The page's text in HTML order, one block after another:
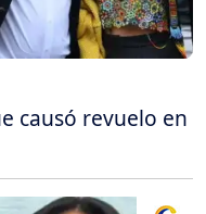
causó revuelo en